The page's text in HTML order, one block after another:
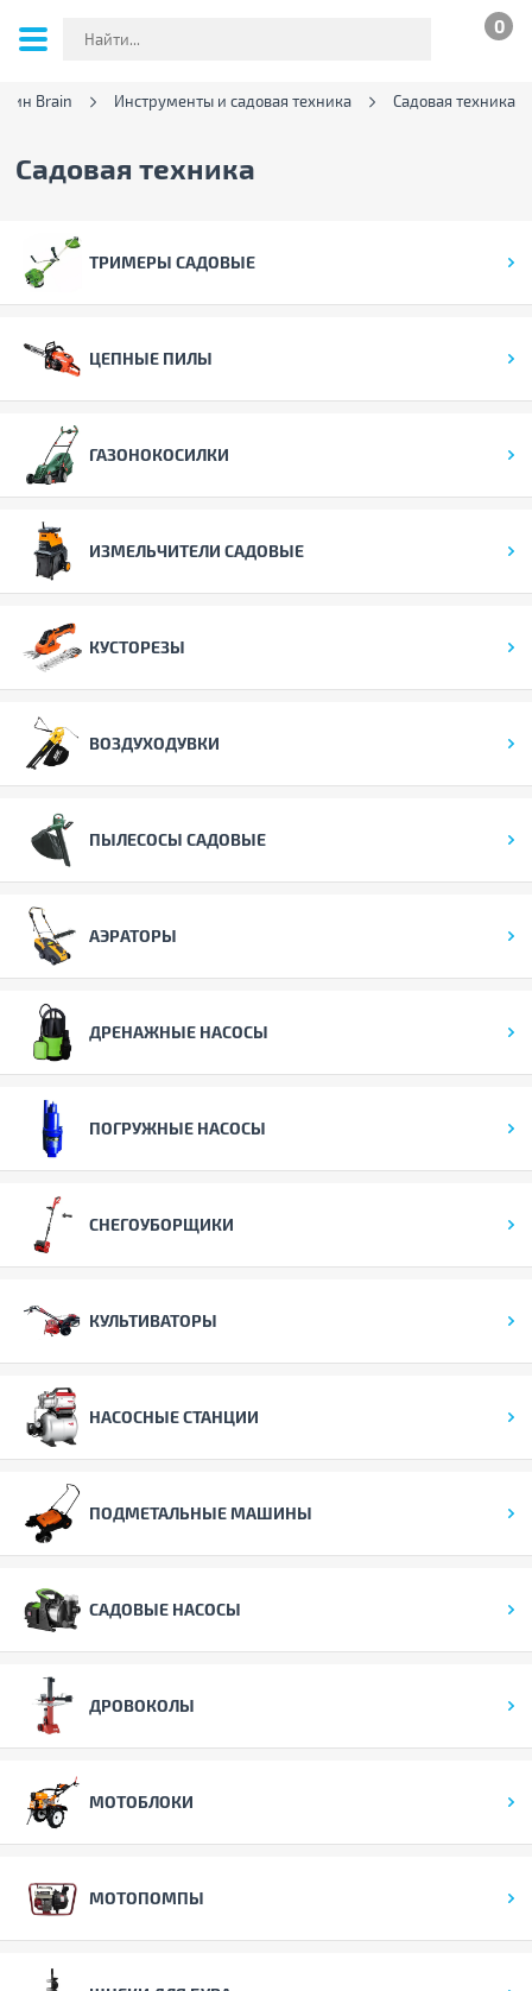
0
Brain Инструменты и садовая техника Садовая техника
Садовая техника
ТРИМЕРЫ САДОВЫЕ
ЦЕПНЫЕ ПИЛЫ
ГАЗОНОКОСИЛКИ
ИЗМЕЛЬЧИТЕЛИ САДОВЫЕ
КУСТОРЕЗЫ
ВОЗДУХОДУВКИ
ПЫЛЕСОСЫ САДОВЫЕ
АЭРАТОРЫ
ДРЕНАЖНЫЕ НАСОСЫ
ПОГРУЖНЫЕ НАСОСЫ
СНЕГОУБОРЩИКИ
КУЛЬТИВАТОРЫ
НАСОСНЫЕ СТАНЦИИ
ПОДМЕТАЛЬНЫЕ МАШИНЫ
САДОВЫЕ НАСОСЫ
ДРОВОКОЛЫ
МОТОБЛОКИ
МОТОПОМПЫ